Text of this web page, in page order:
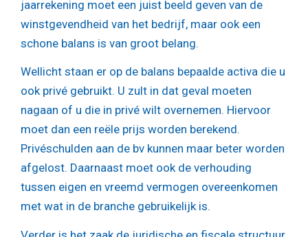
jaarrekening moet een juist beeld geven van de
winstgevendheid van het bedrijf, maar ook een
schone balans is van groot belang.
Wellicht staan er op de balans bepaalde activa die u
ook privé gebruikt. U zult in dat geval moeten
nagaan of u die in privé wilt overnemen. Hiervoor
moet dan een reële prijs worden berekend.
Privéschulden aan de bv kunnen maar beter worden
afgelost. Daarnaast moet ook de verhouding
tussen eigen en vreemd vermogen overeenkomen
met wat in de branche gebruikelijk is.